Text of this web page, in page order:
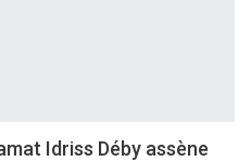
Idriss Déby assène